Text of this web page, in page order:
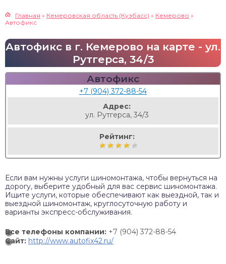
Главная » Кемеровская область (Кузбасс) » Кемерово »
Автофикс
Автофикс в г. Кемерово на карте - ул.
Рутгерса, 34/3
Автофикс
+7 (904) 372-88-54
Адрес:
ул. Рутгерса, 34/3
Рейтинг:
Если вам нужны услуги шиномонтажа, чтобы вернуться на
дорогу, выберите удобный для вас сервис шиномонтажа.
Ищите услуги, которые обеспечивают как выездной, так и
выездной шиномонтаж, круглосуточную работу и
варианты экспресс-обслуживания.
Все телефоны компании: +7 (904) 372-88-54
Сайт: http://www.autofix42.ru/